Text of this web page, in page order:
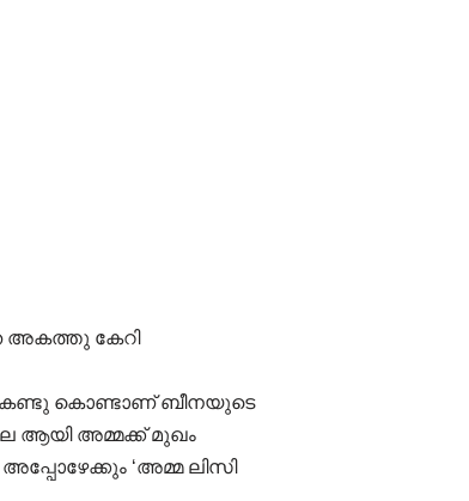
അകത്തു കേറി
കണ്ടു കൊണ്ടാണ് ബീനയുടെ
ആയി അമ്മക്ക് മുഖം
‘അമ്മ ലിസി